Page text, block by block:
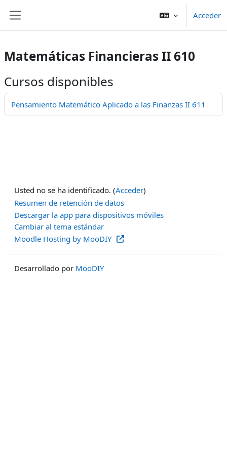
Acceder
Matemáticas Financieras II 610
Cursos disponibles
Pensamiento Matemático Aplicado a las Finanzas II 611
Usted no se ha identificado. (Acceder)
Resumen de retención de datos
Descargar la app para dispositivos móviles
Cambiar al tema estándar
Moodle Hosting by MooDIY
Desarrollado por MooDIY